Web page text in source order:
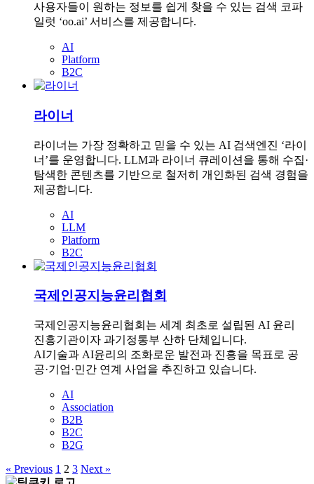
사용자들이 원하는 정보를 쉽게 찾을 수 있는 검색 코파
일럿 ‘oo.ai’ 서비스를 제공합니다.
AI
Platform
B2C
라이너
라이너는 가장 정확하고 믿을 수 있는 AI 검색엔진 ‘라이
너’를 운영합니다. LLM과 라이너 큐레이션을 통해 수집·
탐색한 콘텐츠를 기반으로 철저히 개인화된 검색 경험을
제공합니다.
AI
LLM
Platform
B2C
국제인공지능윤리협회
국제인공지능윤리협회는 세계 최초로 설립된 AI 윤리
진흥기관이자 과기정통부 산하 단체입니다.
AI기술과 AI윤리의 조화로운 발전과 진흥을 목표로 공
공·기업·민간 연계 사업을 추진하고 있습니다.
AI
Association
B2B
B2C
B2G
« Previous 1 2 3 Next »